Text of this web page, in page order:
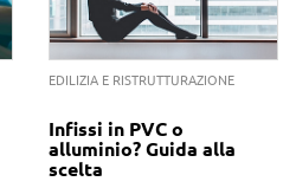
EDILIZIA E RISTRUTTURAZIONE
Infissi in PVC o
alluminio? Guida alla
scelta